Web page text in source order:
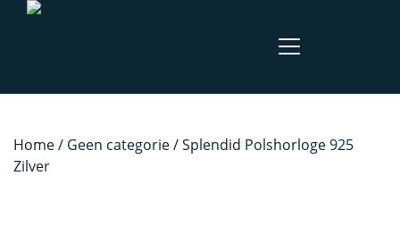
Home/ Geen categorie/ Splendid Polshorloge 925
Zilver